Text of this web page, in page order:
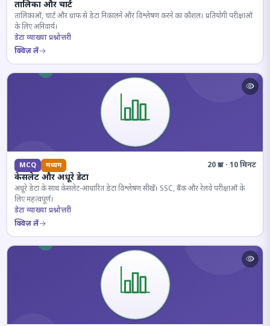
तालिका और चार्ट
तालिकाओं, चार्ट और ग्राफ से डेटा निकालने और विश्लेषण करने का कौशल। प्रतियोगी परीक्षाओं
के लिए अनिवार्य।
डेटा व्याख्या प्रश्नोत्तरी
क्विज़ लें
MCQ मध्यम 20 प्रश्न · 10 मिनट
केसलेट और अधूरे डेटा
अधूरे डेटा के साथ केसलेट-आधारित डेटा विश्लेषण सीखें। SSC, बैंक और रेलवे परीक्षाओं के
लिए महत्वपूर्ण।
डेटा व्याख्या प्रश्नोत्तरी
क्विज़ लें